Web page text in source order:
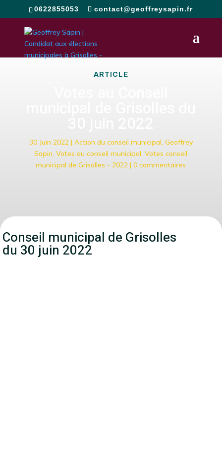
0622855053 contact@geoffreysapin.fr
ARTICLE
30 Juin 2022| Action du conseil municipal, Geoffrey
Sapin,Votes au conseil municipal,Votes conseil
municipal de Grisolles - 2022 |0 commentaires
Conseil municipal de Grisolles
du 30 juin 2022